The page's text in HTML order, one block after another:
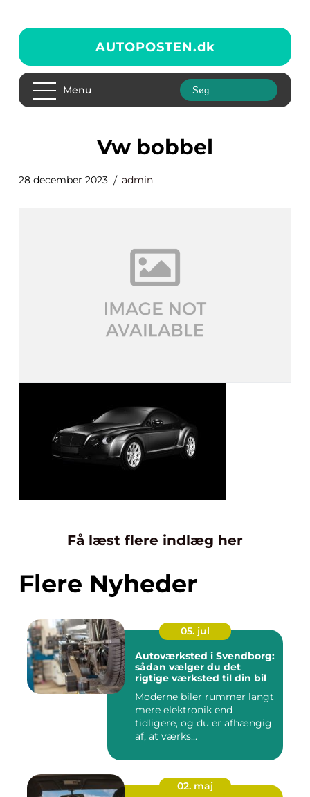
AUTOPOSTEN.dk
Menu
vw bobbel
28 december 2023 admin
Få læst flere indlæg her
Flere Nyheder
05. jul
Autoværksted i Svendborg:
sådan vælger du det
rigtige værksted til din bil
Moderne biler rummer langt
mere elektronik end
tidligere, og du er afhængig
af, at værks...
02. maj